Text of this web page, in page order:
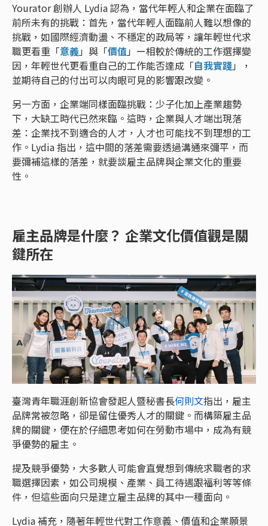
Yourator 創辦人 Lydia 認為，當代年輕人和企業在面臨了
前所未有的挑戰：首先，當代年輕人面臨前人難以想像的
挑戰，如國際經濟動盪、不穩定的政局等，讓年輕世代求
職更看重「意義」與「價值」ー相較於傳統的工作選擇變
因，年輕世代更看重自己的工作能否達成「自我實踐」，
並期待自己的付出可以肉眼可見的影響跟改變。
另一方面，企業端同樣面臨挑戰：少子化加上產業趨勢
下，大缺工時代已然來臨。這時，企業與人才端出現落
差：企業找不到適合的人才，人才也可能找不到理想的工
作。Lydia 指出，這中間的落差需要透過溝通來彌平，而
要彌補這樣的落差，就要談雇主品牌與企業文化的重要
性。
雇主品牌是什麼？ 企業文化價值觀是關
鍵所在
臺灣青年職涯創新協會發起人暨秘書長何則文指出，雇主
品牌常被忽略，卻是留住優秀人才的關鍵。而構築雇主品
牌的關鍵，便在於仔細思考如何在勞動市場中，成為有競
爭優勢的雇主。
提及競爭優勢，大多數人可能會直覺想到傳統求職者的求
職選擇因素，如公司規模、產業、員工待遇跟福利等等條
件，但這些面向只是建立雇主品牌的其中一種面向。
Lydia 補充，隨著年輕世代對工作意義、價值和企業願景